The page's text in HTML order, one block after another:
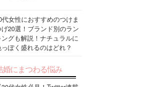
代女性におすすめのつけま
げ20選！ブランド別のラン
ングも解説！ナチュラルに
っぽく盛れるのはどれ？
婚にまつわる悩み